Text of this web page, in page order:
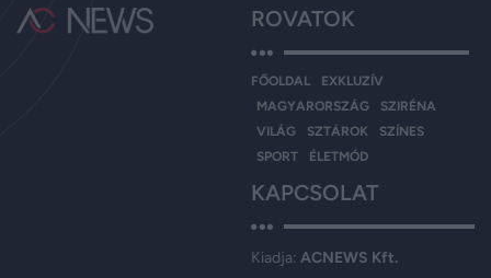
ROVATOK
FŐOLDAL
EXKLUZÍV
MAGYARORSZÁG
SZIRÉNA
VILÁG
SZTÁROK
SZÍNES
SPORT
ÉLETMÓD
KAPCSOLAT
Kiadja: ACNEWS Kft.